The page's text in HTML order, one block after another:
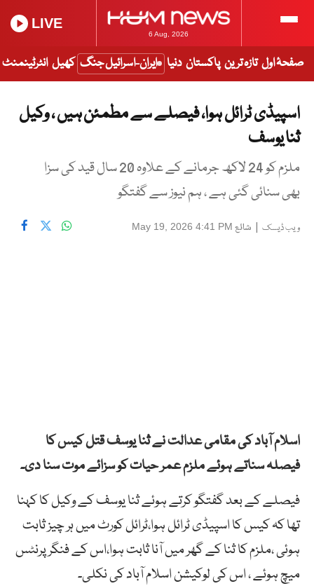
6 Aug, 2026
LIVE
صفحۂ اول تازہ ترین پاکستان دنیا ایران-اسرائیل جنگ کھیل انٹرٹینمنٹ
اسپیڈی ٹرائل ہوا، فیصلے سے مطمئن ہیں ، وکیل
ثنا یوسف
ملزم کو 24 لاکھ جرمانے کے علاوہ 20 سال قید کی سزا
بھی سنائی گئی ہے ، ہم نیوز سے گفتگو
ویب ڈیسک | شائع May 19, 2026 4:41 PM
اسلام آباد کی مقامی عدالت نے ثنا یوسف قتل کیس کا
فیصلہ سناتے ہوئے ملزم عمر حیات کو سزائے موت سنا دی۔
فیصلے کے بعد گفتگو کرتے ہوئے ثنا یوسف کے وکیل کا کہنا
تھا کہ کیس کا اسپیڈی ٹرائل ہوا،ٹرائل کورٹ میں ہر چیز ثابت
ہوئی ،ملزم کا ثنا کے گھر میں آنا ثابت ہوا،اس کے فنگر پرنٹس
میچ ہوئے ، اس کی لوکیشن اسلام آباد کی نکلی۔